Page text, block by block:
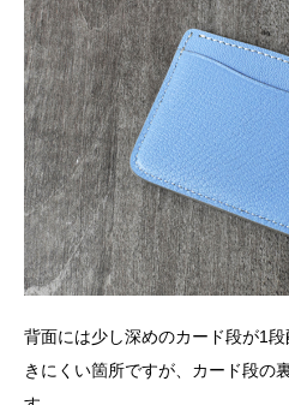
背面には少し深めのカード段が1
きにくい箇所ですが、カード段の